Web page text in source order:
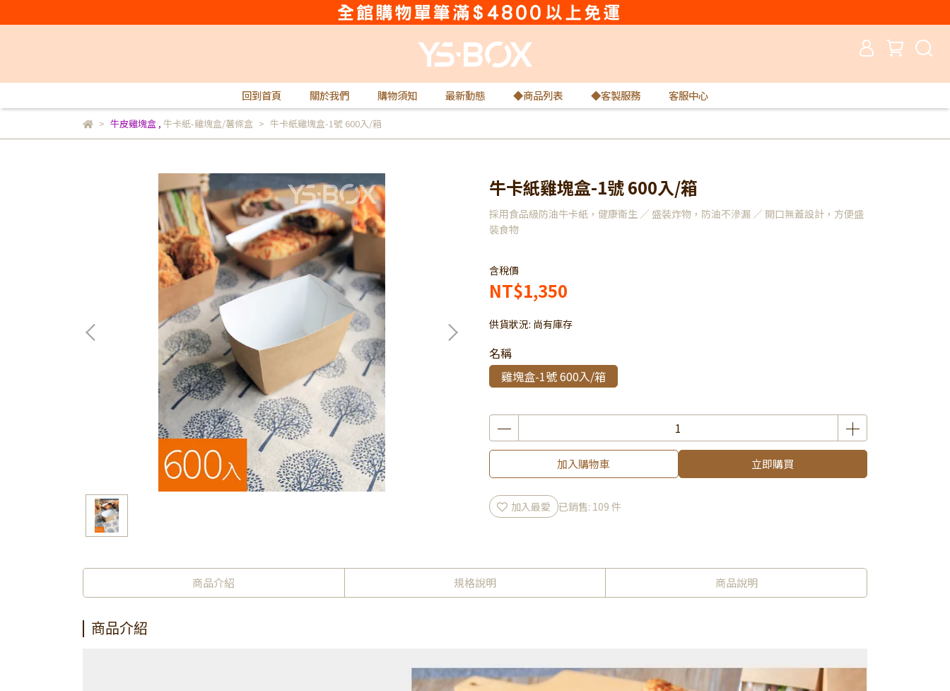
回到首頁 關於我們 購物須知 最新動態 ◆商品列表 ◆客製服務 客服中心
牛皮雞塊盒, 牛卡紙-雞塊盒/薯條盒 牛卡紙雞塊盒-1號 600入/箱
牛卡紙雞塊盒-1號 600入/箱
採用食品級防油牛卡紙，健康衛生 ／ 盛裝炸物，防油不滲漏 ／ 開口無蓋設計，方便盛
裝食物
含稅價
NT$1,350
供貨狀況: 尚有庫存
名稱
雞塊盒-1號 600入/箱
加入購物車 立即購買
加入最愛 已銷售: 109 件
商品介紹 規格說明 商品說明
商品介紹